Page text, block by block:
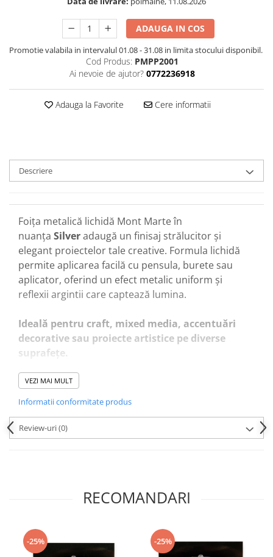
ADAUGA IN COS
Promotie valabila in intervalul 01.08 - 31.08 in limita stocului disponibil.
Cod Produs: PMPP2001
Ai nevoie de ajutor? 0772236918
Adauga la Favorite Cere informatii
Descriere
Foița metalică lichidă Mont Marte în
nuanța Silveradaugă un finisaj strălucitor și
elegant proiectelor tale creative. Formula lichidă
permite aplicarea facilă cu pensula, burete sau
aplicator, oferind un efect metalic uniform și
reflexii argintii care captează lumina.
Ideală pentru craft, mixed media, accentuări
decorative sau proiecte artistice pe diverse
suprafețe.
Caracteristici principale:
strălucitoare
Formulă lichidă
Cantitate: 20 ml– format practic pentru
Efect special– pune în valoare detalii pentru un
Mod de utilizare:
Agită înainte de folosire pentru uniformitate
VEZI MAI MULT
Informatii conformitate produs
Review-uri(0)
RECOMANDARI
-25% -25%